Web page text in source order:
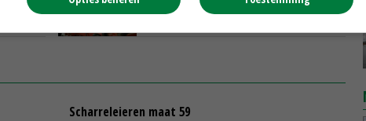
loonwerksector
Scharreleieren maat 59